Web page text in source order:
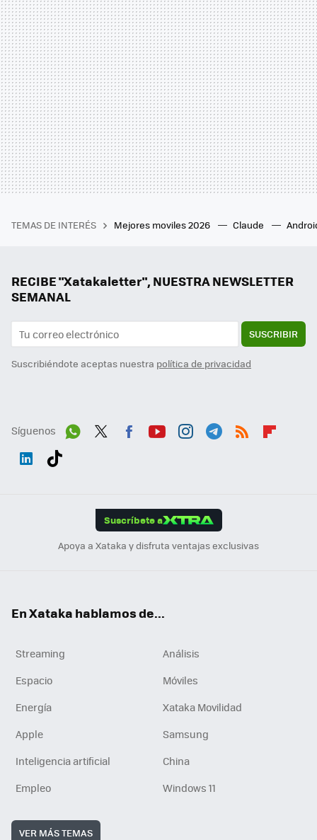
TEMAS DE INTERÉS Mejores moviles 2026 Claude
RECIBE "Xatakaletter", NUESTRA NEWSLETTER
SEMANAL
SUSCRIBIR
Suscribiéndote aceptas nuestra política de privacidad
Síguenos
Suscríbete a
Apoya a Xataka y disfruta ventajas exclusivas
En Xataka hablamos de...
Streaming
Análisis
Espacio
Móviles
Energía
Xataka Movilidad
Apple
Samsung
Inteligencia artificial
China
Empleo
Windows 11
VER MÁS TEMAS